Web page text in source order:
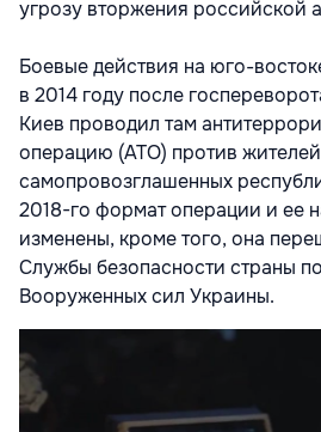
угрозу вторжения российской
Боевые действия на юго-
в 2014 году после
Киев проводил там
операцию (АТО) против жителей
самопровозглашенных
2018-го формат операции и ее
изменены, кроме того, она
Службы безопасности страны
Вооруженных сил Украины.